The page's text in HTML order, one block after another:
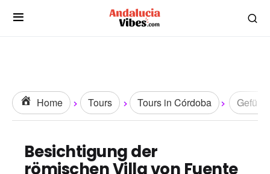
Home Tours Tours in Córdoba
Besichtigung der
römischen Villa von Fuente